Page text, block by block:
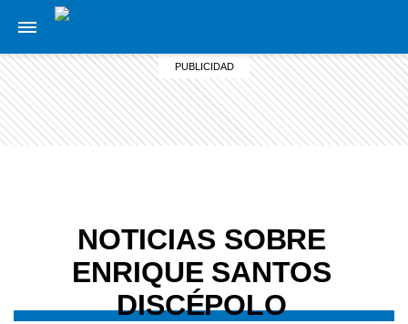
NOTICIAS SOBRE
ENRIQUE SANTOS
DISCÉPOLO